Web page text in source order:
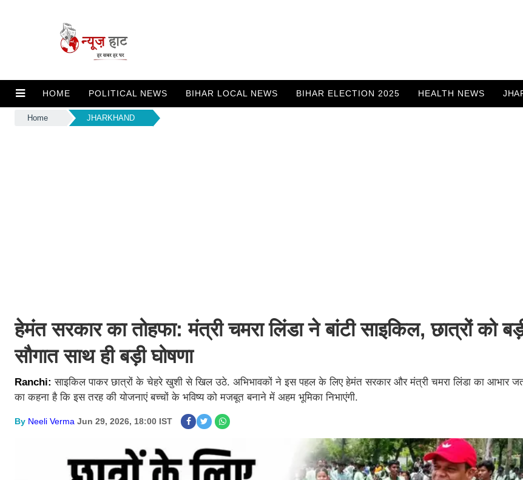
HOME POLITICAL NEWS BIHAR LOCAL NEWS BIHAR ELECTION 2025 HEALTH NEWS
Home JHARKHAND
हेमंत सरकार का तोहफा: मंत्री चमरा लिंडा ने बांटी साइकिल, छात्रों को
सौगात साथ ही बड़ी घोषणा
Ranchi:साइकिल पाकर छात्रों के चेहरे खुशी से खिल उठे. अभिभावकों ने इस पहल के लिए हेमंत सरकार और मंत्री चमरा लिंडा का आभार
का कहना है कि इस तरह की योजनाएं बच्चों के भविष्य को मजबूत बनाने में अहम भूमिका निभाएंगी.
By Neeli Verma Jun 29, 2026, 18:00 IST